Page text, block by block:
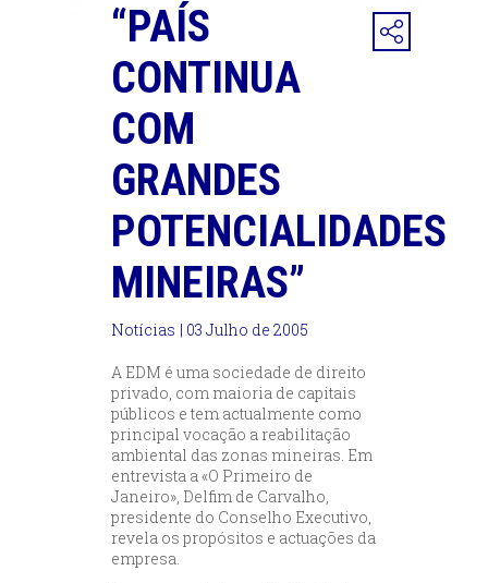
“PAÍS
CONTINUA
COM
GRANDES
POTENCIALIDADES
MINEIRAS”
Notícias | 03 Julho de 2005
A EDM é uma sociedade de direito
privado, com maioria de capitais
públicos e tem actualmente como
principal vocação a reabilitação
ambiental das zonas mineiras. Em
entrevista a «O Primeiro de
Janeiro», Delfim de Carvalho,
presidente do Conselho Executivo,
revela os propósitos e actuações da
empresa.